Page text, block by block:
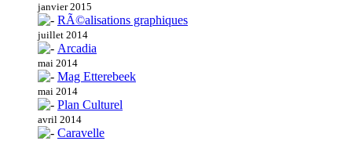
janvier 2015
RÃ©alisations graphiques
juillet 2014
Arcadia
mai 2014
Mag Etterebeek
mai 2014
Plan Culturel
avril 2014
Caravelle